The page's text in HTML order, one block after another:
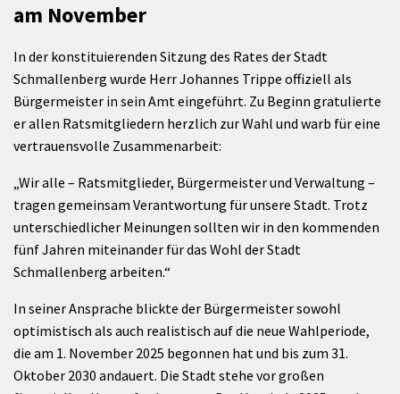
am November
In der konstituierenden Sitzung des Rates der Stadt
Schmallenberg wurde Herr Johannes Trippe offiziell als
Bürgermeister in sein Amt eingeführt. Zu Beginn gratulierte
er allen Ratsmitgliedern herzlich zur Wahl und warb für eine
vertrauensvolle Zusammenarbeit:
„Wir alle – Ratsmitglieder, Bürgermeister und Verwaltung –
tragen gemeinsam Verantwortung für unsere Stadt. Trotz
unterschiedlicher Meinungen sollten wir in den kommenden
fünf Jahren miteinander für das Wohl der Stadt
Schmallenberg arbeiten.“
In seiner Ansprache blickte der Bürgermeister sowohl
optimistisch als auch realistisch auf die neue Wahlperiode,
die am 1. November 2025 begonnen hat und bis zum 31.
Oktober 2030 andauert. Die Stadt stehe vor großen